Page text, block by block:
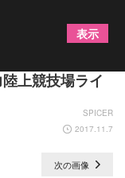
ックス。』に
上競技場ライ
SPICER
2017.11.7
次の画像
表示